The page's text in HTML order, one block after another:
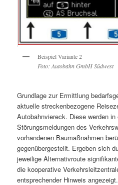
Beispiel Variante 2
Foto: Autobahn GmbH Südwest
Grundlage zur Ermittlung
aktuelle streckenbezogene
Autobahnviereck. Diese werden
Störungsmeldungen des
vorhandenen Baumaßnahmen
gegenübergestellt. Ergeben sich
jeweilige Alternativroute
die kooperative
entsprechender Hinweis angezeigt.